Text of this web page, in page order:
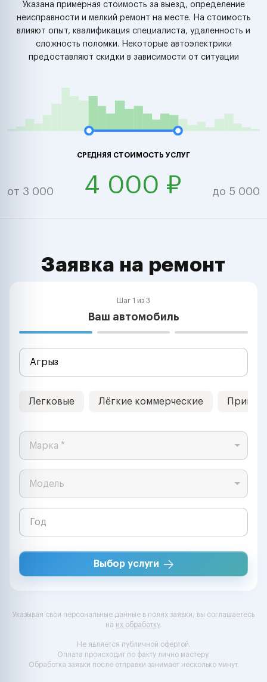
Указана примерная стоимость за выезд, определение
неисправности и мелкий ремонт на месте. На стоимость
влияют опыт, квалификация специалиста, удаленность и
сложность поломки. Некоторые автоэлектрики
предоставляют скидки в зависимости от ситуации
СРЕДНЯЯ СТОИМОСТЬ УСЛУГ
от 3 000 4 000 ₽ до 5 000
Заявка на ремонт
Шаг 1 из 3
Ваш автомобиль
Легковые Лёгкие коммерческие
Марка *
Модель
Выбор услуги
Указывая свои персональные данные в полях заявки, вы соглашаетесь
на их обработку.
Не является публичной офертой.
Оплата происходит по факту лично мастеру.
Обработка заявки после отправки занимает несколько минут.